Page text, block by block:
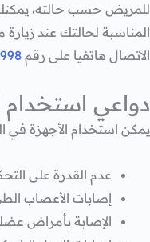
للمريض حسب حالته، يمكنك
المناسبة لحالتك عند زيارة
الاتصال هاتفيا على رقم
دواعي استخدام
يمكن استخدام الأجهزة في
عدم القدرة على
إصابات الأعصاب
الإصابة بأمراض